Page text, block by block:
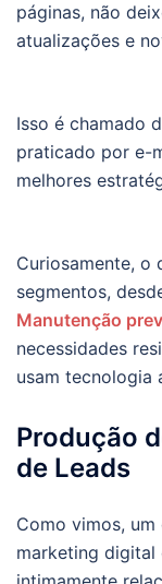
páginas, não
atualizações e
Isso é chamado
praticado por e-
melhores
Curiosamente, o
segmentos,
Manutenção
necessidades
usam tecnologia
Produção
de Leads
Como vimos,
marketing digital